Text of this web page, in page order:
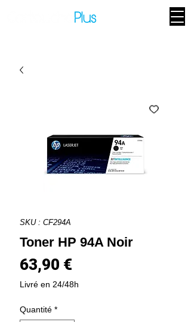
SKU : CF294A
Toner HP 94A Noir
63,90 €
Livré en 24/48h
Quantité *